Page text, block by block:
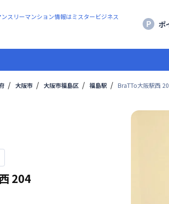
スリーマンション情報はミスタービジネス
ポ
大阪市 大阪市福島区 福島駅 BraTTo大阪駅西
204